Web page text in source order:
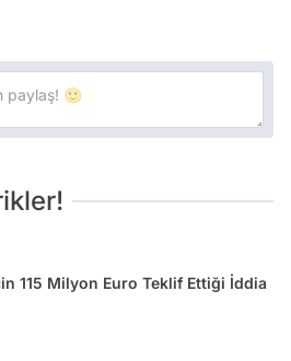
115 Milyon Euro Teklif Ettiği İddia